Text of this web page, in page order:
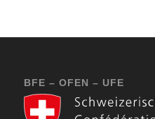
BFE – OFEN – UFE